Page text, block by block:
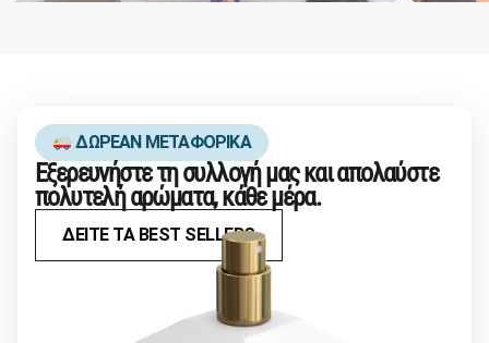
ΔΩΡΕΑΝ ΜΕΤΑΦΟΡΙΚΑ
Εξερευνήστε τη συλλογή μας και απολαύστε
πολυτελή αρώματα, κάθε μέρα.
ΔΕΙΤΕ ΤΑ BEST SELLERS